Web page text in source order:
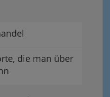
die man über